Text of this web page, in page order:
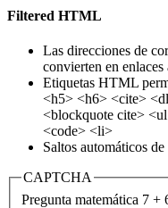
Filtered HTML
Las direcciones de
convierten en enlaces
Etiquetas HTML
<h5> <h6> <cite>
<blockquote cite>
<code> <li>
Saltos automáticos
CAPTCHA
Pregunta matemática 7 +